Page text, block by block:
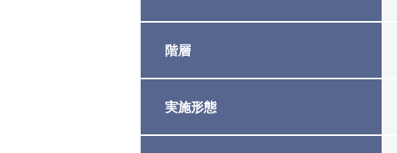
階層
実施形態